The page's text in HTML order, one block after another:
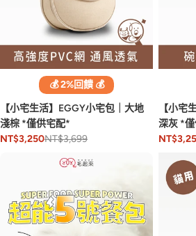
💰 2%回饋 💰
【小宅生活】EGGY小宅包｜大地
淺棕 *僅供宅配*
NT$3,250NT$3,699
【小宅
深灰 *